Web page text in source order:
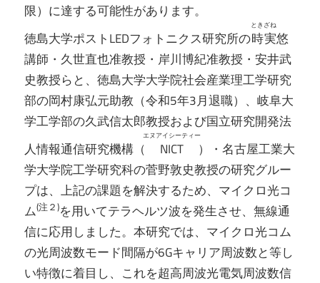
限）に達する可能性があります。
徳島大学ポストLEDフォトニクス研究所の時実
ときざね
悠
講師・久世直也准教授・岸川博紀准教授・安井武
史教授らと、徳島大学大学院社会産業理工学研究
部の岡村康弘元助教（令和5年3月退職）、岐阜大
学工学部の久武信太郎教授および国立研究開発法
人情報通信研究機構（
NICT
エヌアイシーティー
）・名古屋工業大
学大学院工学研究科の菅野敦史教授の研究グルー
プは、上記の課題を解決するため、マイクロ光コ
ム(注２)を用いてテラヘルツ波を発生させ、無線通
信に応用しました。本研究では、マイクロ光コム
の光周波数モード間隔が6Gキャリア周波数と等し
い特徴に着目し、これを超高周波光電気周波数信